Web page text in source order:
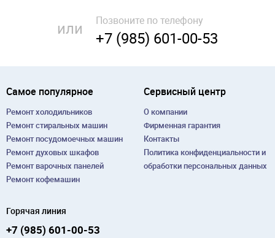
или Позвоните по телефону
+7 (985) 601-00-53
Самое популярное
Ремонт холодильников
Ремонт cтиральных машин
Ремонт посудомоечных машин
Ремонт духовых шкафов
Ремонт варочных панелей
Ремонт кофемашин
Сервисный центр
О компании
Фирменная гарантия
Контакты
Политика конфиденциальности и
обработки персональных данных
Горячая линия
+7 (985) 601-00-53